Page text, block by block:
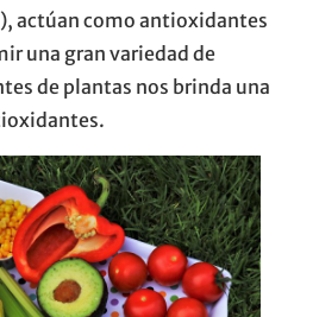
actúan como antioxidantes
una gran variedad de
de plantas nos brinda una